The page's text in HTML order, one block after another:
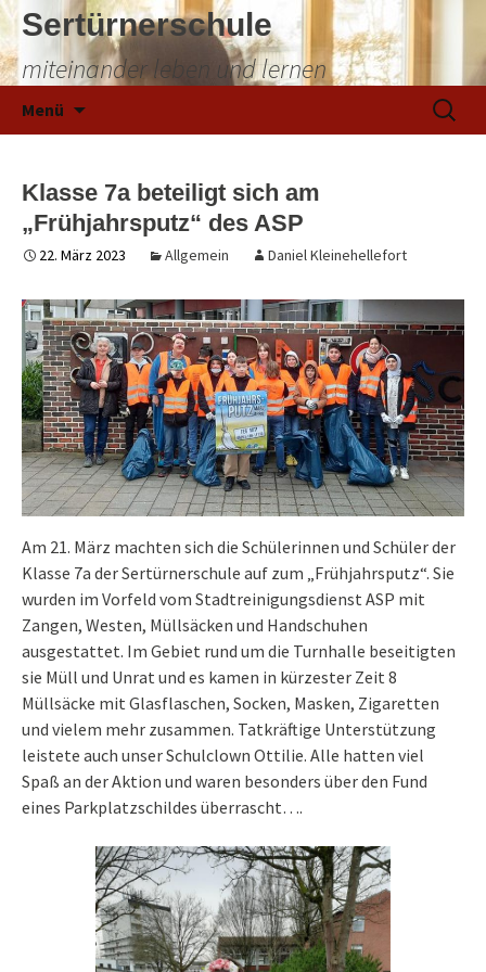
Sertürnerschule
miteinander leben und lernen
Menü
Suchen
nach:
Klasse 7a beteiligt sich am
„Frühjahrsputz“ des ASP
22. März 2023 Allgemein Daniel Kleinehellefort
Am 21. März machten sich die Schülerinnen und Schüler der
Klasse 7a der Sertürnerschule auf zum „Frühjahrsputz“. Sie
wurden im Vorfeld vom Stadtreinigungsdienst ASP mit
Zangen, Westen, Müllsäcken und Handschuhen
ausgestattet. Im Gebiet rund um die Turnhalle beseitigten
sie Müll und Unrat und es kamen in kürzester Zeit 8
Müllsäcke mit Glasflaschen, Socken, Masken, Zigaretten
und vielem mehr zusammen. Tatkräftige Unterstützung
leistete auch unser Schulclown Ottilie. Alle hatten viel
Spaß an der Aktion und waren besonders über den Fund
eines Parkplatzschildes überrascht….